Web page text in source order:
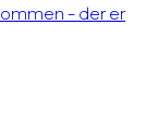
- der er